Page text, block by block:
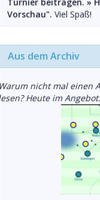
Vorschau". Viel Spaß!
Aus dem Archiv
Warum nicht mal einen
Heute im Angebot: